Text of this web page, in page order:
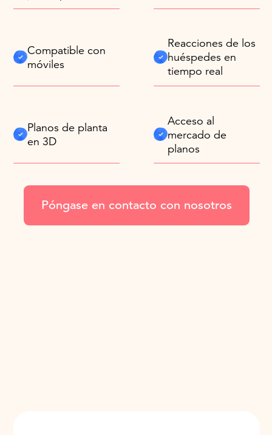
Compatible con
móviles
Reacciones de los
huéspedes en
tiempo real
Planos de planta
en 3D
Acceso al
mercado de
planos
Póngase en contacto con nosotros